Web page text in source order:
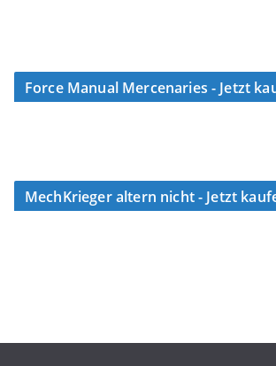
Force Manual Mercenaries - Jetzt
MechKrieger altern nicht - Jetzt